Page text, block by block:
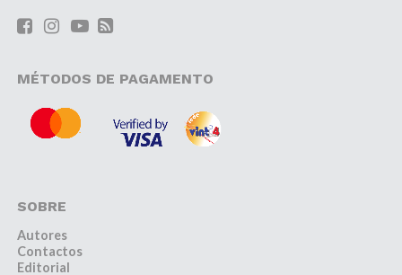
MÉTODOS DE PAGAMENTO
SOBRE
Autores
Contactos
Editorial